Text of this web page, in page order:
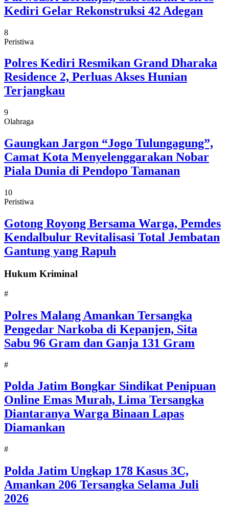
Kediri Gelar Rekonstruksi 42 Adegan
8
Peristiwa
Polres Kediri Resmikan Grand Dharaka
Residence 2, Perluas Akses Hunian
Terjangkau
9
Olahraga
Gaungkan Jargon “Jogo Tulungagung”,
Camat Kota Menyelenggarakan Nobar
Piala Dunia di Pendopo Tamanan
10
Peristiwa
Gotong Royong Bersama Warga, Pemdes
Kendalbulur Revitalisasi Total Jembatan
Gantung yang Rapuh
Hukum Kriminal
#
Polres Malang Amankan Tersangka
Pengedar Narkoba di Kepanjen, Sita
Sabu 96 Gram dan Ganja 131 Gram
#
Polda Jatim Bongkar Sindikat Penipuan
Online Emas Murah, Lima Tersangka
Diantaranya Warga Binaan Lapas
Diamankan
#
Polda Jatim Ungkap 178 Kasus 3C,
Amankan 206 Tersangka Selama Juli
2026